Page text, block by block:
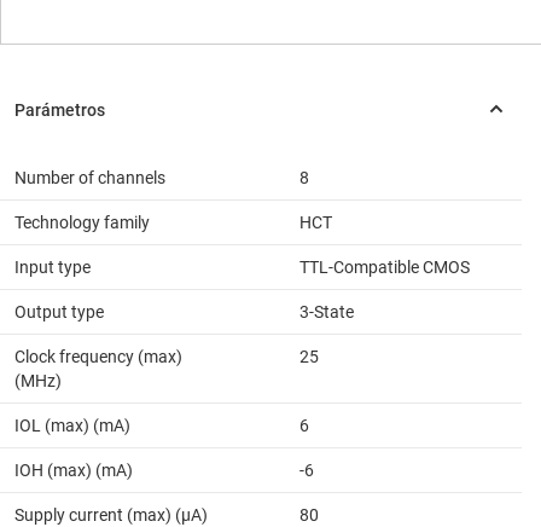
Number of channels 8
Technology family HCT
Input type TTL-Compatible CMOS
Output type 3-State
Clock frequency (max)
(MHz)
25
IOL (max) (mA) 6
IOH (max) (mA) -6
Supply current (max) (µA) 80